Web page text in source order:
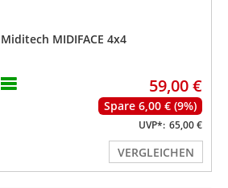
Miditech MIDIFACE 4x4
59,00 €
Spare 6,00 € (9%)
UVP*: 65,00 €
VERGLEICHEN